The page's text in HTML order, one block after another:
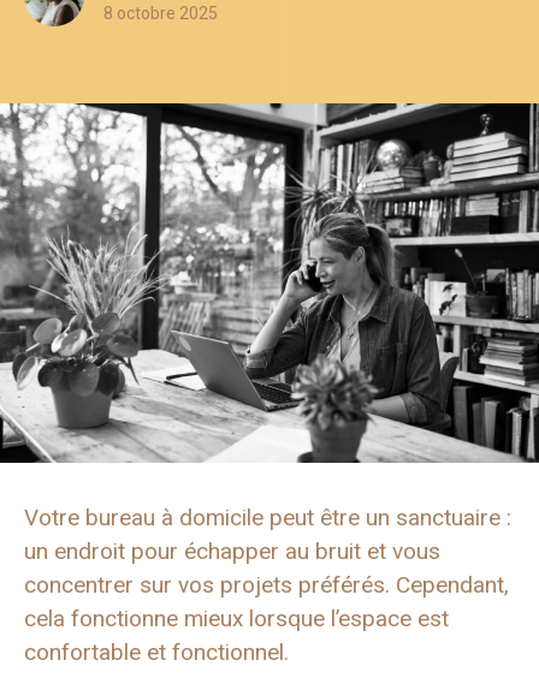
8 octobre 2025
Votre bureau à domicile peut être un sanctuaire :
un endroit pour échapper au bruit et vous
concentrer sur vos projets préférés. Cependant,
cela fonctionne mieux lorsque l’espace est
confortable et fonctionnel.